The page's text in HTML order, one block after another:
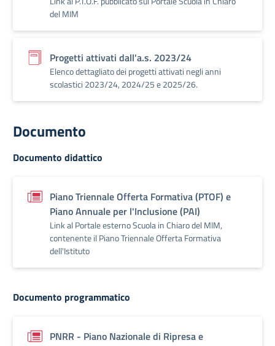
del MIM
Progetti attivati dall'a.s. 2023/24
Elenco dettagliato dei progetti attivati negli anni
scolastici 2023/24, 2024/25 e 2025/26.
Documento
Documento didattico
Piano Triennale Offerta Formativa (PTOF) e
Piano Annuale per l'Inclusione (PAI)
Link al Portale esterno Scuola in Chiaro del MIM,
contenente il Piano Triennale Offerta Formativa
dell'Istituto
Documento programmatico
PNRR - Piano Nazionale di Ripresa e